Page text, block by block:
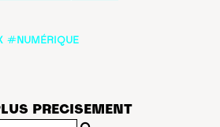
#NUMÉRIQUE
PRECISEMENT